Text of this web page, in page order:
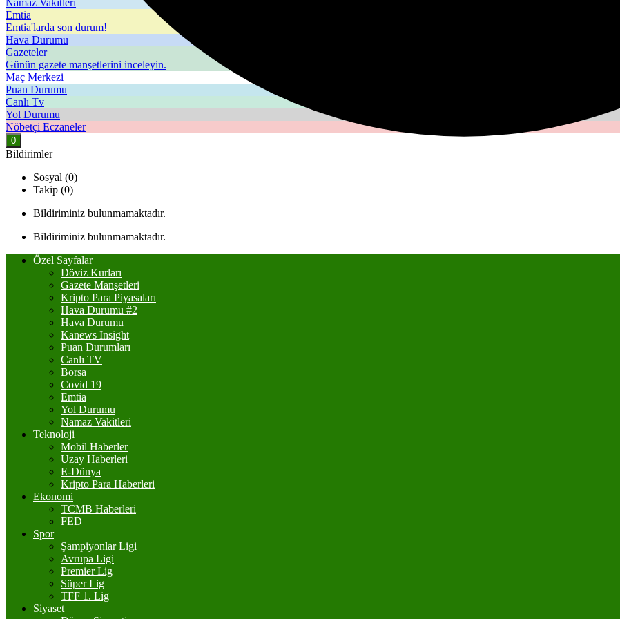
Namaz Vakitleri
Emtia
Emtia'larda son durum!
Hava Durumu
Gazeteler
Günün gazete manşetlerini inceleyin.
Maç Merkezi
Puan Durumu
Canlı Tv
Yol Durumu
Nöbetçi Eczaneler
0
Bildirimler
Sosyal (0)
Takip (0)
Bildiriminiz bulunmamaktadır.
Bildiriminiz bulunmamaktadır.
Özel Sayfalar
Döviz Kurları
Gazete Manşetleri
Kripto Para Piyasaları
Hava Durumu #2
Hava Durumu
Kanews Insight
Puan Durumları
Canlı TV
Borsa
Covid 19
Emtia
Yol Durumu
Namaz Vakitleri
Teknoloji
Mobil Haberler
Uzay Haberleri
E-Dünya
Kripto Para Haberleri
Ekonomi
TCMB Haberleri
FED
Spor
Şampiyonlar Ligi
Avrupa Ligi
Premier Lig
Süper Lig
TFF 1. Lig
Siyaset